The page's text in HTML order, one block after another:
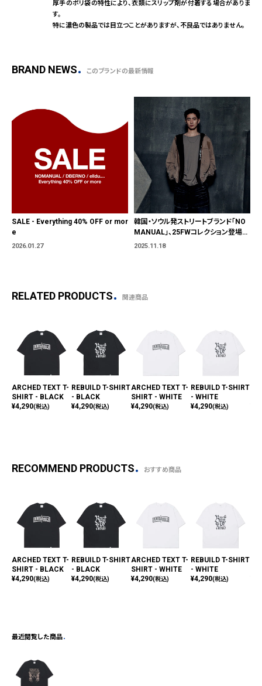
厚手のポリ袋の特性により、衣類にスリップ剤が付着する場合がありま
す。
特に濃色の製品では目立つことがありますが、不良品ではありません。
BRAND NEWS このブランドの最新情報
SALE - Everything 40% OFF or mor
e
2026.01.27
韓国・ソウル発ストリートブランド「NO
MANUAL」、25FWコレクション登場11
月21日(金)より発売開始
2025.11.18
RELATED PRODUCTS 関連商品
ARCHED TEXT T-
SHIRT - BLACK
¥4,290(税込)
REBUILD T-SHIRT
- BLACK
¥4,290(税込)
ARCHED TEXT T-
SHIRT - WHITE
¥4,290(税込)
REBUILD T-SHIRT
- WHITE
¥4,290(税込)
RECOMMEND PRODUCTS おすすめ商品
ARCHED TEXT T-
SHIRT - BLACK
¥4,290(税込)
REBUILD T-SHIRT
- BLACK
¥4,290(税込)
ARCHED TEXT T-
SHIRT - WHITE
¥4,290(税込)
REBUILD T-SHIRT
- WHITE
¥4,290(税込)
最近閲覧した商品